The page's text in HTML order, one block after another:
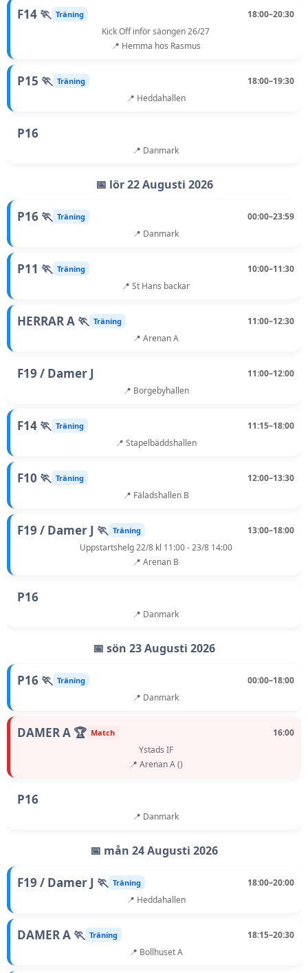
F14 🏃 Träning
18:00–20:30
Kick Off inför säongen 26/27
📍 Hemma hos Rasmus
P15 🏃 Träning
18:00–19:30
📍 Heddahallen
P16
📍 Danmark
📅 lör 22 Augusti 2026
P16 🏃 Träning
00:00–23:59
📍 Danmark
P11 🏃 Träning
10:00–11:30
📍 St Hans backar
HERRAR A 🏃 Träning
11:00–12:30
📍 Arenan A
F19 / Damer J
11:00–12:00
📍 Borgebyhallen
F14 🏃 Träning
11:15–18:00
📍 Stapelbäddshallen
F10 🏃 Träning
12:00–13:30
📍 Fäladshallen B
F19 / Damer J 🏃 Träning
13:00–18:00
Uppstartshelg 22/8 kl 11:00 - 23/8 14:00
📍 Arenan B
P16
📍 Danmark
📅 sön 23 Augusti 2026
P16 🏃 Träning
00:00–18:00
📍 Danmark
DAMER A 🏆 Match
16:00
Ystads IF
📍 Arenan A ()
P16
📍 Danmark
📅 mån 24 Augusti 2026
F19 / Damer J 🏃 Träning
18:00–20:00
📍 Heddahallen
DAMER A 🏃 Träning
18:15–20:30
📍 Bollhuset A